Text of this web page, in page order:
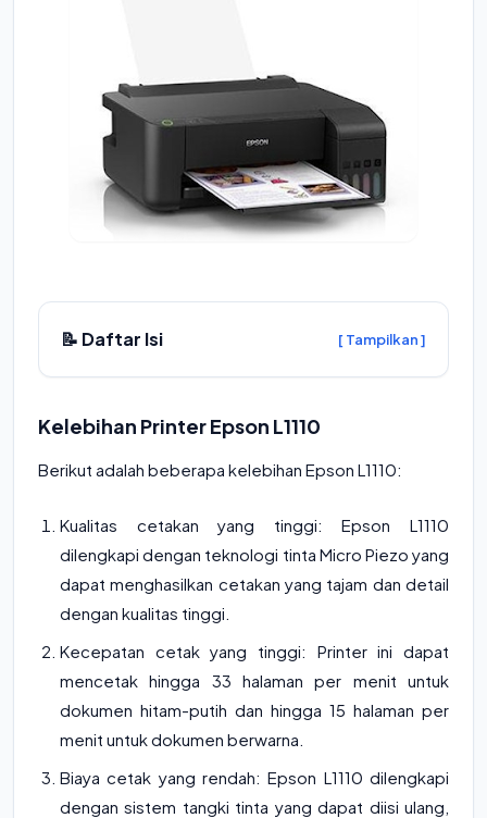
📝 Daftar Isi [ Tampilkan ]
Kelebihan Printer Epson L1110
Berikut adalah beberapa kelebihan Epson L1110:
Kualitas cetakan yang tinggi: Epson L1110
dilengkapi dengan teknologi tinta Micro Piezo yang
dapat menghasilkan cetakan yang tajam dan detail
dengan kualitas tinggi.
Kecepatan cetak yang tinggi: Printer ini dapat
mencetak hingga 33 halaman per menit untuk
dokumen hitam-putih dan hingga 15 halaman per
menit untuk dokumen berwarna.
Biaya cetak yang rendah: Epson L1110 dilengkapi
dengan sistem tangki tinta yang dapat diisi ulang,